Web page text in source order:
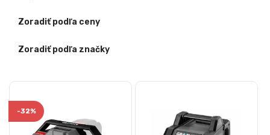
Zoradiť podľa ceny
Zoradiť podľa značky
-32%